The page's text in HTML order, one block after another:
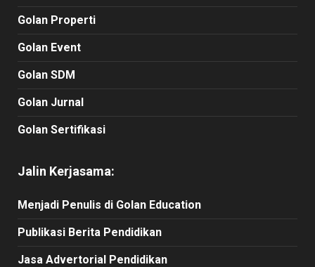
Golan Properti
Golan Event
Golan SDM
Golan Jurnal
Golan Sertifikasi
Jalin Kerjasama:
Menjadi Penulis di Golan Education
Publikasi Berita Pendidikan
Jasa Advertorial Pendidikan